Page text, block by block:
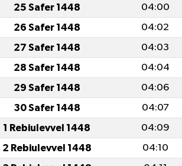
25 Safer 1448 04:00
26 Safer 1448 04:02
27 Safer 1448 04:03
28 Safer 1448 04:04
29 Safer 1448 04:06
30 Safer 1448 04:07
1 Rebiulevvel 1448 04:09
2 Rebiulevvel 1448 04:10